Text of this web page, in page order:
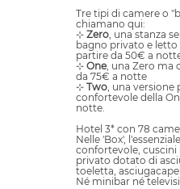
Tre tipi di camere o
chiamano qui:
⊹ Zero, una stanza
bagno privato e
partire da 50€ a
⊹ One, una Zero ma
da 75€ a notte
⊹ Two, una versione
confortevole della
notte.
Hotel 3* con 78
Nelle 'Box',
confortevole,
privato dotato di
toeletta,
Né minibar né